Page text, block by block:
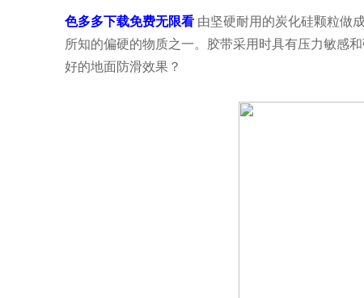
色多多下载免费无限看 由坚硬耐用的炭化硅颗粒做
所知的偏硬的物质之一。胶带采用时具有压力敏感
好的地面防滑效果？